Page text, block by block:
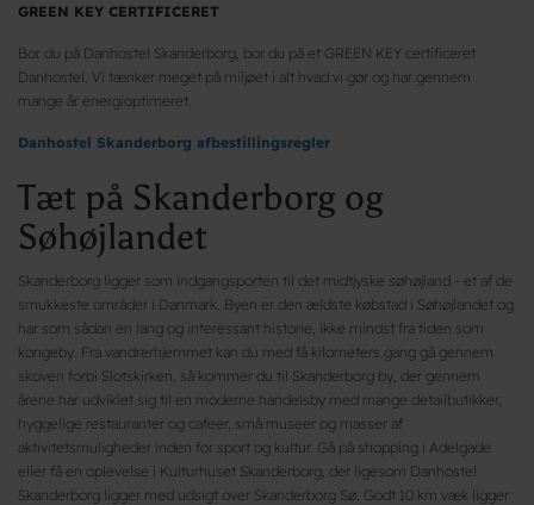
GREEN KEY CERTIFICERET
Bor du på Danhostel Skanderborg, bor du på et GREEN KEY certificeret
Danhostel. Vi tænker meget på miljøet i alt hvad vi gør og har gennem
mange år energioptimeret.
Danhostel Skanderborg afbestillingsregler
Tæt på Skanderborg og
Søhøjlandet
Skanderborg ligger som indgangsporten til det midtjyske søhøjland - et af de
smukkeste områder i Danmark. Byen er den ældste købstad i Søhøjlandet og
har som sådan en lang og interessant historie, ikke mindst fra tiden som
kongeby. Fra vandrerhjemmet kan du med få kilometers gang gå gennem
skoven forbi Slotskirken, så kommer du til Skanderborg by, der gennem
årene har udviklet sig til en moderne handelsby med mange detailbutikker,
hyggelige restauranter og cafeer, små museer og masser af
aktivitetsmuligheder inden for sport og kultur. Gå på shopping i Adelgade
eller få en oplevelse i Kulturhuset Skanderborg, der ligesom Danhostel
Skanderborg ligger med udsigt over Skanderborg Sø. Godt 10 km væk ligger